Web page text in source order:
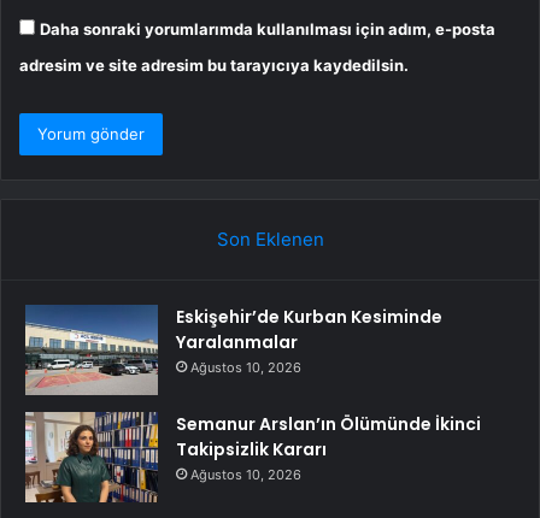
Daha sonraki yorumlarımda kullanılması için adım, e-posta
adresim ve site adresim bu tarayıcıya kaydedilsin.
Son Eklenen
Eskişehir’de Kurban Kesiminde
Yaralanmalar
Ağustos 10, 2026
Semanur Arslan’ın Ölümünde İkinci
Takipsizlik Kararı
Ağustos 10, 2026